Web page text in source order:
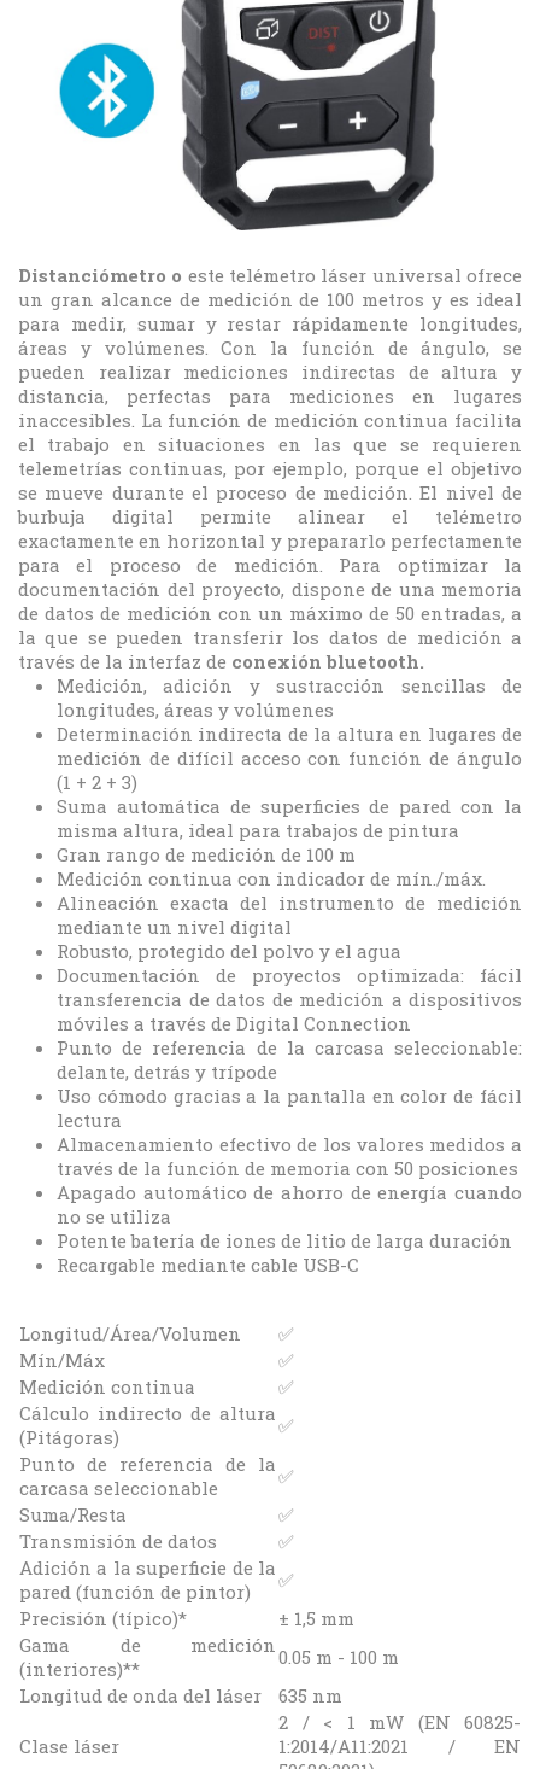
Distanciómetro o este telémetro láser universal ofrece
un gran alcance de medición de 100 metros y es ideal
para medir, sumar y restar rápidamente longitudes,
áreas y volúmenes. Con la función de ángulo, se
pueden realizar mediciones indirectas de altura y
distancia, perfectas para mediciones en lugares
inaccesibles. La función de medición continua facilita
el trabajo en situaciones en las que se requieren
telemetrías continuas, por ejemplo, porque el objetivo
se mueve durante el proceso de medición. El nivel de
burbuja digital permite alinear el telémetro
exactamente en horizontal y prepararlo perfectamente
para el proceso de medición. Para optimizar la
documentación del proyecto, dispone de una memoria
de datos de medición con un máximo de 50 entradas, a
la que se pueden transferir los datos de medición a
través de la interfaz de conexión bluetooth.
Medición, adición y sustracción sencillas de
longitudes, áreas y volúmenes
Determinación indirecta de la altura en lugares de
medición de difícil acceso con función de ángulo
(1 + 2 + 3)
Suma automática de superficies de pared con la
misma altura, ideal para trabajos de pintura
Gran rango de medición de 100 m
Medición continua con indicador de mín./máx.
Alineación exacta del instrumento de medición
mediante un nivel digital
Robusto, protegido del polvo y el agua
Documentación de proyectos optimizada: fácil
transferencia de datos de medición a dispositivos
móviles a través de Digital Connection
Punto de referencia de la carcasa seleccionable:
delante, detrás y trípode
Uso cómodo gracias a la pantalla en color de fácil
lectura
Almacenamiento efectivo de los valores medidos a
través de la función de memoria con 50 posiciones
Apagado automático de ahorro de energía cuando
no se utiliza
Potente batería de iones de litio de larga duración
Recargable mediante cable USB-C
Longitud/Área/Volumen
✅
Mín/Máx
✅
Medición continua
✅
Cálculo indirecto de altura
(Pitágoras)
✅
Punto de referencia de la
carcasa seleccionable
✅
Suma/Resta
✅
Transmisión de datos
✅
Adición a la superficie de la
pared (función de pintor)
✅
Precisión (típico)*
± 1,5 mm
Gama de medición
(interiores)**
0.05 m - 100 m
Longitud de onda del láser
635 nm
Clase láser
2 / < 1 mW (EN 60825-
1:2014/A11:2021 / EN